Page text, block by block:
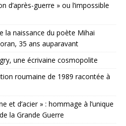
d’après-guerre » ou l’impossible
la naissance du poète Mihai
35 ans auparavant
une écrivaine cosmopolite
roumaine de 1989 racontée à
et d’acier » : hommage à l’unique
la Grande Guerre